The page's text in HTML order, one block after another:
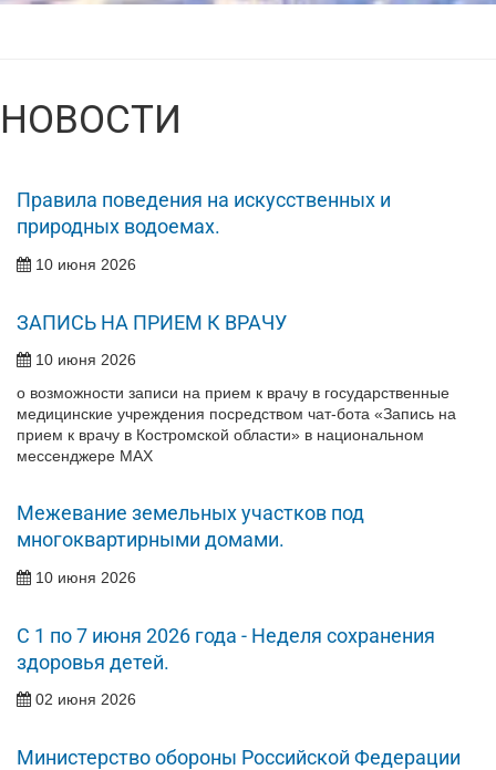
НОВОСТИ
Правила поведения на искусственных и
природных водоемах.
10 июня 2026
ЗАПИСЬ НА ПРИЕМ К ВРАЧУ
10 июня 2026
о возможности записи на прием к врачу в государственные
медицинские учреждения посредством чат-бота «Запись на
прием к врачу в Костромской области» в национальном
мессенджере МАХ
Межевание земельных участков под
многоквартирными домами.
10 июня 2026
С 1 по 7 июня 2026 года - Неделя сохранения
здоровья детей.
02 июня 2026
Министерство обороны Российской Федерации